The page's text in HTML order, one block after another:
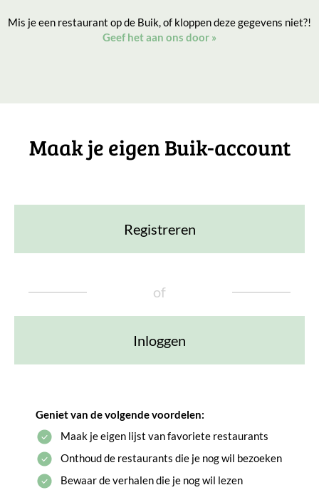
Mis je een restaurant op de Buik, of kloppen deze gegevens niet?!
Geef het aan ons door »
Maak je eigen Buik-account
Registreren
of
Inloggen
Geniet van de volgende voordelen:
Maak je eigen lijst van favoriete restaurants
Onthoud de restaurants die je nog wil bezoeken
Bewaar de verhalen die je nog wil lezen